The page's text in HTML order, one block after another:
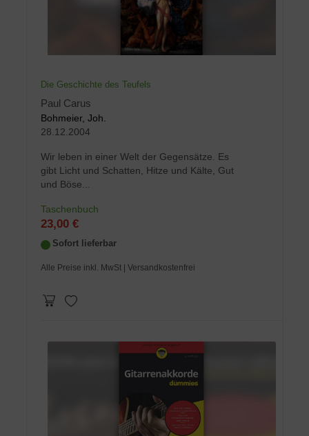
Die Geschichte des Teufels
Paul Carus
Bohmeier, Joh.
28.12.2004
Wir leben in einer Welt der Gegensätze. Es
gibt Licht und Schatten, Hitze und Kälte, Gut
und Böse...
Taschenbuch
23,00 €
Sofort lieferbar
Alle Preise inkl. MwSt | Versandkostenfrei